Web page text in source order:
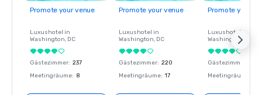
Promote your venue
Luxushotel in
Washington, DC
Gästezimmer: 237
Meetingräume: 8
Promote your venue
Luxushotel in
Washington, DC
Gästezimmer: 220
Meetingräume: 17
Promote your
Luxushotel in
Washington
Gästezimmer
Meetingräume